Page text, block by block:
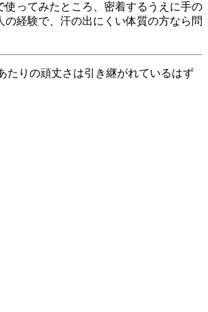
ってみたところ、密着するうえに手の
経験で、汗の出にくい体質の方なら問
たりの頑丈さは引き継がれているはず